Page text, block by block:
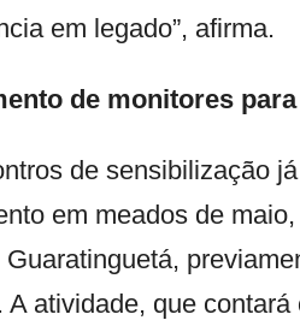
em legado”, afirma.
de monitores
de sensibilização
em meados de
A atividade, que